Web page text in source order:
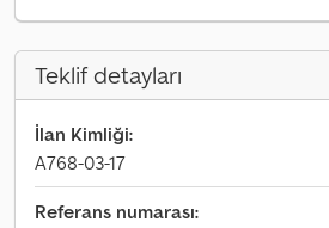
Teklif detayları
İlan Kimliği:
A768-03-17
Referans numarası: